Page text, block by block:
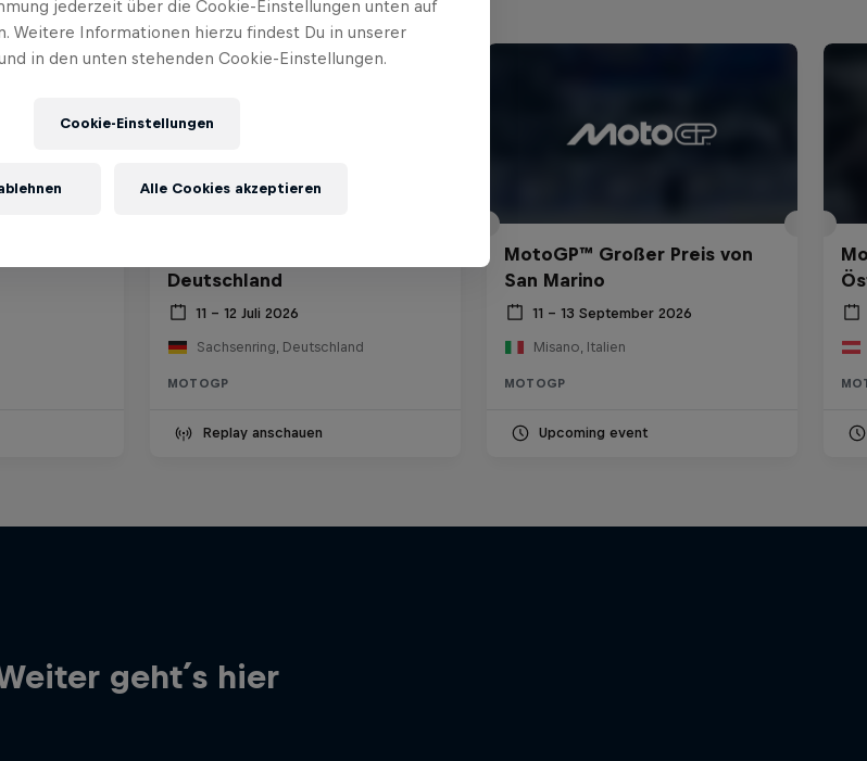
Deutschland
11 – 12 Juli 2026
Sachsenring, Deutschland
MOTOGP
Replay anschauen
MotoGP™ Großer Preis von
San Marino
11 – 13 September 2026
Misano, Italien
MOTOGP
Upcoming event
geht´s hier
jederzeit über die Cookie-Einstellungen unten auf
Weitere Informationen hierzu findest Du in unserer
in den unten stehenden Cookie-Einstellungen.
Cookie-Einstellungen
Alle Cookies akzeptieren